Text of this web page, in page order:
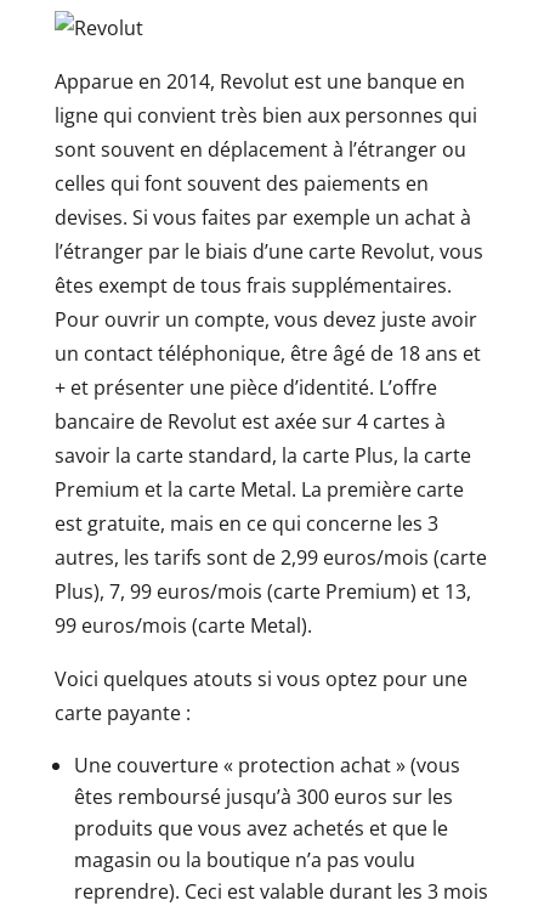
Apparue en 2014, Revolut est une banque en
ligne qui convient très bien aux personnes qui
sont souvent en déplacement à l’étranger ou
celles qui font souvent des paiements en
devises. Si vous faites par exemple un achat à
l’étranger par le biais d’une carte Revolut, vous
êtes exempt de tous frais supplémentaires.
Pour ouvrir un compte, vous devez juste avoir
un contact téléphonique, être âgé de 18 ans et
+ et présenter une pièce d’identité. L’offre
bancaire de Revolut est axée sur 4 cartes à
savoir la carte standard, la carte Plus, la carte
Premium et la carte Metal. La première carte
est gratuite, mais en ce qui concerne les 3
autres, les tarifs sont de 2,99 euros/mois (carte
Plus), 7, 99 euros/mois (carte Premium) et 13,
99 euros/mois (carte Metal).
Voici quelques atouts si vous optez pour une
carte payante :
Une couverture « protection achat » (vous
êtes remboursé jusqu’à 300 euros sur les
produits que vous avez achetés et que le
magasin ou la boutique n’a pas voulu
reprendre). Ceci est valable durant les 3 mois